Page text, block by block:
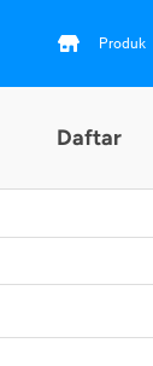
Produk
Daftar